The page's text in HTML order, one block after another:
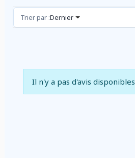
Avis (0)
Trier par :Dernier
Il n'y a pas d'avis disponibles